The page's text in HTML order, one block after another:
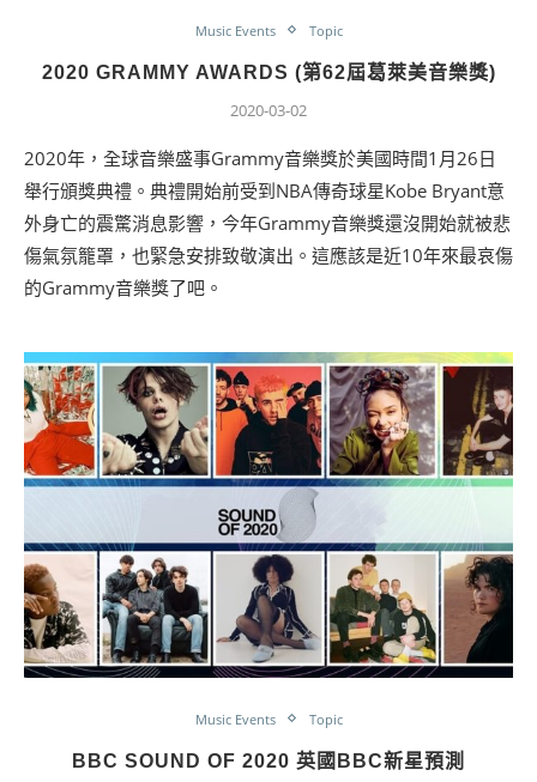
Music Events Topic
2020 GRAMMY AWARDS (第62屆葛萊美音樂獎)
2020-03-02
2020年，全球音樂盛事Grammy音樂獎於美國時間1月26日
舉行頒獎典禮。典禮開始前受到NBA傳奇球星Kobe Bryant意
外身亡的震驚消息影響，今年Grammy音樂獎還沒開始就被悲
傷氣氛籠罩，也緊急安排致敬演出。這應該是近10年來最哀傷
的Grammy音樂獎了吧。
Music Events Topic
BBC SOUND OF 2020 英國BBC新星預測